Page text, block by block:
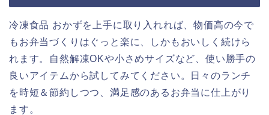
冷凍食品 おかずを上手に取り入れれば、物価高の今で
もお弁当づくりはぐっと楽に、しかもおいしく続けら
れます。自然解凍OKや小さめサイズなど、使い勝手の
良いアイテムから試してみてください。日々のランチ
を時短＆節約しつつ、満足感のあるお弁当に仕上がり
ます。